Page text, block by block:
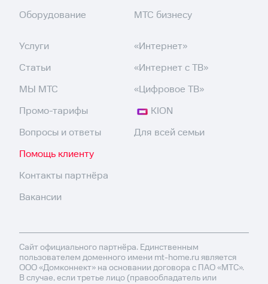
Оборудование
МТС бизнесу
Услуги
Статьи
МЫ МТС
Промо-тарифы
Вопросы и ответы
Помощь клиенту
Контакты партнёра
Вакансии
«Интернет»
«Интернет с ТВ»
«Цифровое ТВ»
KION
Для всей семьи
Сайт официального партнёра. Единственным
пользователем доменного имени mt-home.ru является
ООО «Домконнект» на основании договора с ПАО «МТС».
В случае, если третье лицо (правообладатель или